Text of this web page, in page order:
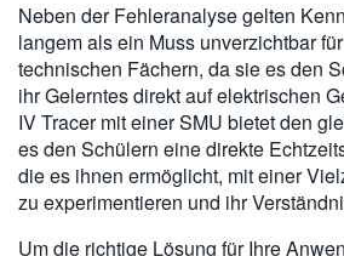
Neben der Fehleranalyse gelten
langem als ein Muss unverzichtbar
technischen Fächern, da sie es den
ihr Gelerntes direkt auf elektrischen
IV Tracer mit einer SMU bietet den
es den Schülern eine direkte
die es ihnen ermöglicht, mit einer
zu experimentieren und ihr
Um die richtige Lösung für Ihre